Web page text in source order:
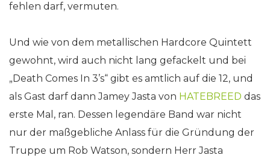
fehlen darf, vermuten.
Und wie von dem metallischen Hardcore Quintett
gewohnt, wird auch nicht lang gefackelt und bei
„Death Comes In 3’s“ gibt es amtlich auf die 12, und
als Gast darf dann Jamey Jasta von HATEBREED das
erste Mal, ran. Dessen legendäre Band war nicht
nur der maßgebliche Anlass für die Gründung der
Truppe um Rob Watson, sondern Herr Jasta